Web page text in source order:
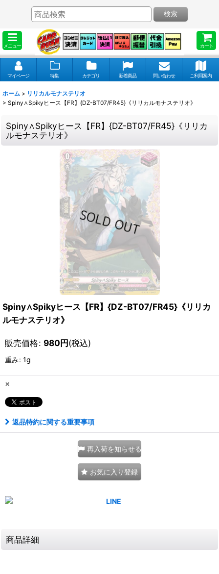
メニュー カート
検索
マイページ 特集 カテゴリ 新着商品 問い合わせ ご利用案内
ホーム > リリカルモナステリオ
> Spiny∧Spikyヒース【FR】{DZ-BT07/FR45}《リリカルモナステリオ》
Spiny∧Spikyヒース【FR】{DZ-BT07/FR45}《リリカ
ルモナステリオ》
Spiny∧Spikyヒース【FR】{DZ-BT07/FR45}《リリカ
ルモナステリオ》
販売価格: 980円(税込)
重み: 1g
×
返品特約に関する重要事項
再入荷を知らせる
お気に入り登録
商品詳細